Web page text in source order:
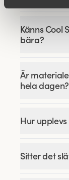
Känns Cool
bära?
Är
hela dagen?
Hur
Sitter det